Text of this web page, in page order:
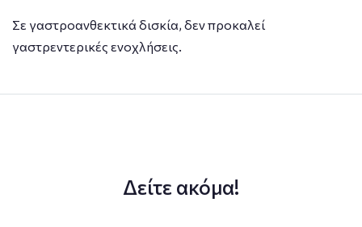
Σε γαστροανθεκτικά δισκία, δεν προκαλεί
γαστρεντερικές ενοχλήσεις.
Δείτε ακόμα!